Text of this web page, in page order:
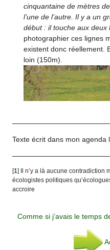
cinquantaine de mètres
l’une de l’autre. Il y a un
début : il touche aux deux
photographier ces lignes
existent donc réellement.
loin (150m).
Texte écrit dans mon agenda
[1]
Il n’y a là aucune
écologistes politiques
accroire
Comme si j’avais le temps